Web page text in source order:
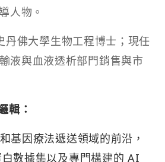
人物。
丹佛大學生物工程博士；現任
液與血液透析部門銷售與市
輯：
基因療法遞送領域的前沿，
數據集以及專門構建的 AI